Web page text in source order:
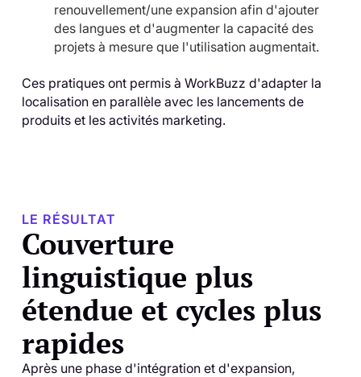
renouvellement/une expansion afin d'ajouter
des langues et d'augmenter la capacité des
projets à mesure que l'utilisation augmentait.
Ces pratiques ont permis à WorkBuzz d'adapter la
localisation en parallèle avec les lancements de
produits et les activités marketing.
LE RÉSULTAT
Couverture
linguistique plus
étendue et cycles plus
rapides
Après une phase d'intégration et d'expansion,